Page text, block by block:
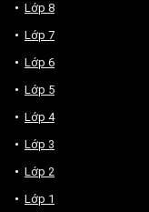
Lớp 8
Lớp 7
Lớp 6
Lớp 5
Lớp 4
Lớp 3
Lớp 2
Lớp 1